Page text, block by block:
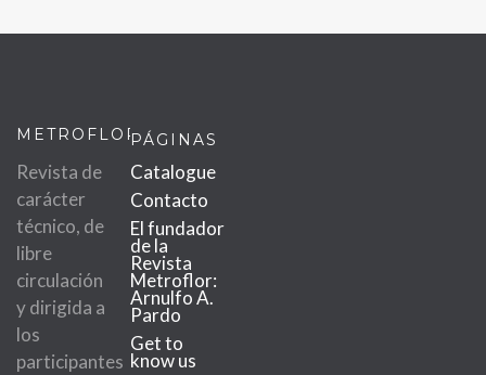
METROFLOR
Revista de
carácter
técnico, de
libre
circulación
y dirigida a
los
participantes
PÁGINAS
Catalogue
Contacto
El fundador
de la
Revista
Metroflor:
Arnulfo A.
Pardo
Get to
know us